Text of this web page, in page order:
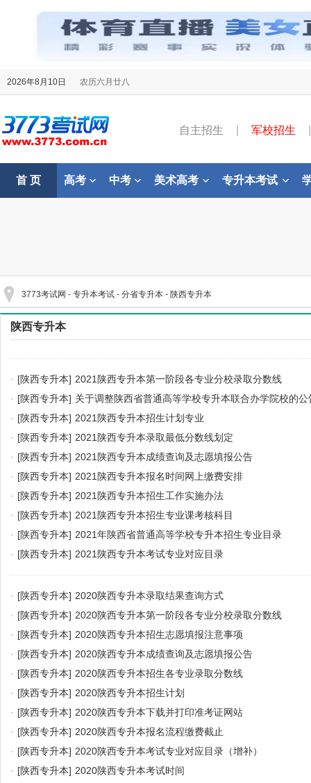
2026年8月10日 农历六月廿八
自主招生 军校招生
首 页 高考 中考 美术高考 专升本考试
3773考试网 - 专升本考试 - 分省专升本 - 陕西专升本
陕西专升本
· [陕西专升本] 2021陕西专升本第一阶段各专业分校录取分数线
· [陕西专升本] 关于调整陕西省普通高等学校专升本联合办学院校的公
· [陕西专升本] 2021陕西专升本招生计划专业
· [陕西专升本] 2021陕西专升本录取最低分数线划定
· [陕西专升本] 2021陕西专升本成绩查询及志愿填报公告
· [陕西专升本] 2021陕西专升本报名时间网上缴费安排
· [陕西专升本] 2021陕西专升本招生工作实施办法
· [陕西专升本] 2021陕西专升本招生专业课考核科目
· [陕西专升本] 2021年陕西省普通高等学校专升本招生专业目录
· [陕西专升本] 2021陕西专升本考试专业对应目录
· [陕西专升本] 2020陕西专升本录取结果查询方式
· [陕西专升本] 2020陕西专升本第一阶段各专业分校录取分数线
· [陕西专升本] 2020陕西专升本招生志愿填报注意事项
· [陕西专升本] 2020陕西专升本成绩查询及志愿填报公告
· [陕西专升本] 2020陕西专升本招生各专业录取分数线
· [陕西专升本] 2020陕西专升本招生计划
· [陕西专升本] 2020陕西专升本下载并打印准考证网站
· [陕西专升本] 2020陕西专升本报名流程缴费截止
· [陕西专升本] 2020陕西专升本考试专业对应目录（增补）
· [陕西专升本] 2020陕西专升本考试时间